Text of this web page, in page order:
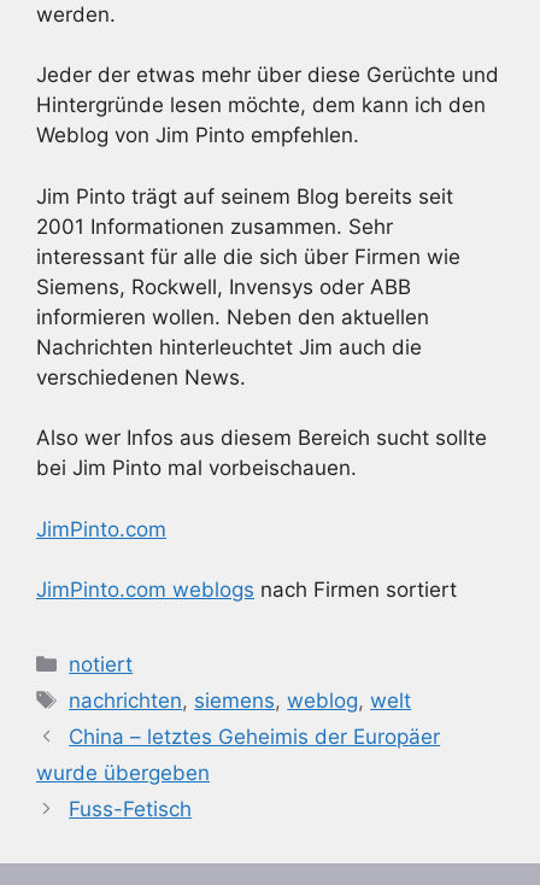
werden.
Jeder der etwas mehr über diese Gerüchte und
Hintergründe lesen möchte, dem kann ich den
Weblog von Jim Pinto empfehlen.
Jim Pinto trägt auf seinem Blog bereits seit
2001 Informationen zusammen. Sehr
interessant für alle die sich über Firmen wie
Siemens, Rockwell, Invensys oder ABB
informieren wollen. Neben den aktuellen
Nachrichten hinterleuchtet Jim auch die
verschiedenen News.
Also wer Infos aus diesem Bereich sucht sollte
bei Jim Pinto mal vorbeischauen.
JimPinto.com
JimPinto.com weblogs nach Firmen sortiert
Kategorien
notiert
Schlagwörter
nachrichten, siemens,weblog,welt
China – letztes Geheimis der Europäer
wurde übergeben
Fuss-Fetisch